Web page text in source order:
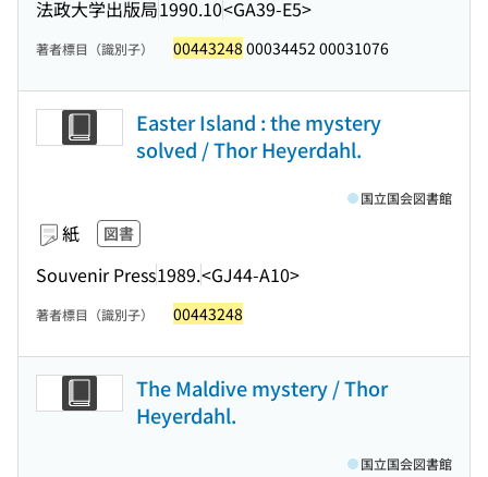
法政大学出版局1990.10<GA39-E5>
著者標目（識別子） 00443248 00034452 00031076
Easter Island : the mystery
solved / Thor Heyerdahl.
紙 図書
Souvenir Press1989.<GJ44-A10>
国立国会図書館
著者標目（識別子） 00443248
The Maldive mystery / Thor
Heyerdahl.
国立国会図書館